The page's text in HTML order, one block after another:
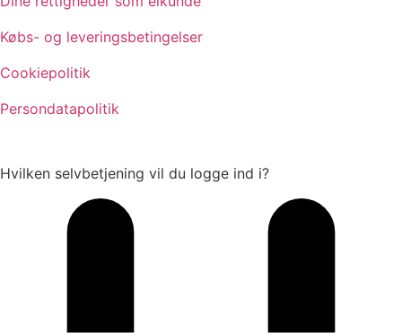
Købs- og leveringsbetingelser
Cookiepolitik
Persondatapolitik
Hvilken selvbetjening vil du logge ind i?